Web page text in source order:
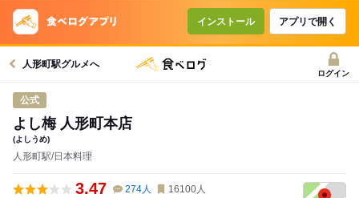
インストール アプリで開く
人形町駅グルメへ
ログイン
公式
よし梅 人形町本店
(よしうめ)
人形町駅/日本料理
3.47 274人 16100人